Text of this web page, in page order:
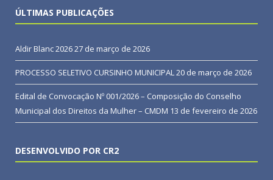
ÚLTIMAS PUBLICAÇÕES
Aldir Blanc 202627 de março de 2026
PROCESSO SELETIVO CURSINHO MUNICIPAL20 de março de 2026
Edital de Convocação Nº 001/2026 – Composição do Conselho
Municipal dos Direitos da Mulher – CMDM 13 de fevereiro de 2026
DESENVOLVIDO POR CR2